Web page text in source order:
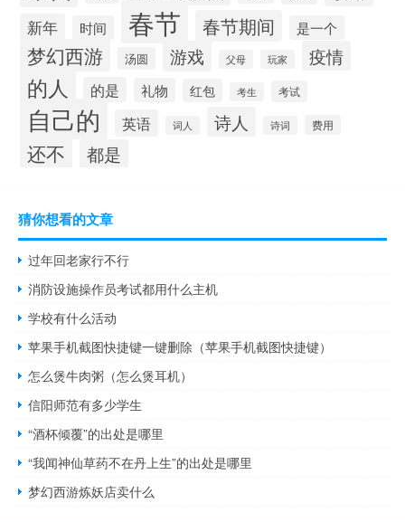
新年 时间 春节 春节期间 是一个
梦幻西游 汤圆 游戏 父母 玩家 疫情
的人 的是 礼物 红包 考生 考试
自己的 英语 词人 诗人 诗词 费用
还不 都是
猜你想看的文章
过年回老家行不行
消防设施操作员考试都用什么主机
学校有什么活动
苹果手机截图快捷键一键删除（苹果手机截图快捷键）
怎么煲牛肉粥（怎么煲耳机）
信阳师范有多少学生
“酒杯倾覆”的出处是哪里
“我闻神仙草药不在丹上生”的出处是哪里
梦幻西游炼妖店卖什么